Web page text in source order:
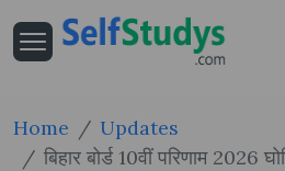
Home
Updates
बिहार बोर्ड 10वीं परिणाम 2026